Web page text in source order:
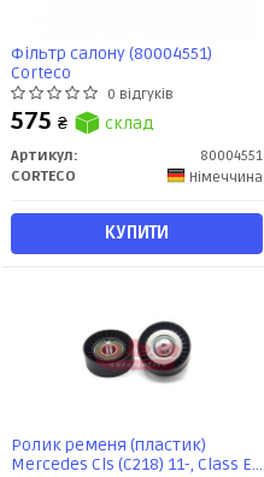
Фільтр салону (80004551)
Corteco
0 відгуків
575 ₴ склад
Артикул:
80004551
CORTECO
Німеччина
КУПИТИ
Ролик ременя (пластик)
Mercedes Cls (C218) 11-, Class E